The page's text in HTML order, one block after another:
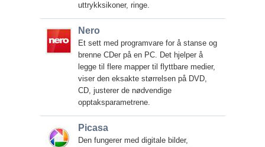
uttrykksikoner, ringe.
Nero
Et sett med programvare for å stanse og
brenne CDer på en PC. Det hjelper å
legge til flere mapper til flyttbare medier,
viser den eksakte størrelsen på DVD,
CD, justerer de nødvendige
opptaksparametrene.
Picasa
Den fungerer med digitale bilder,